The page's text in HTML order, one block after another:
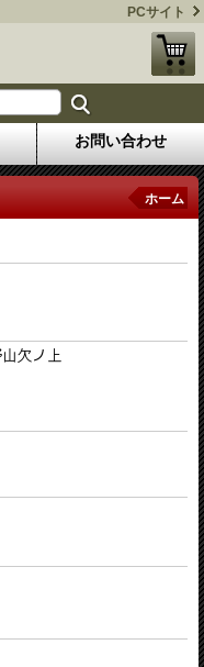
PCサイト
お問い合わせ
ホーム